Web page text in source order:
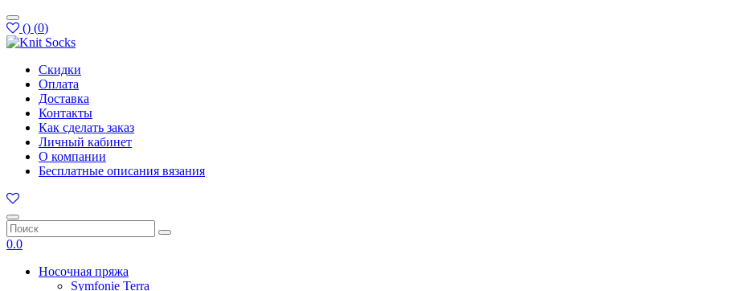
() (0)
Скидки
Оплата
Доставка
Контакты
Как сделать заказ
Личный кабинет
О компании
Бесплатные описания вязания
0.0
Носочная пряжа
Symfonie Terra